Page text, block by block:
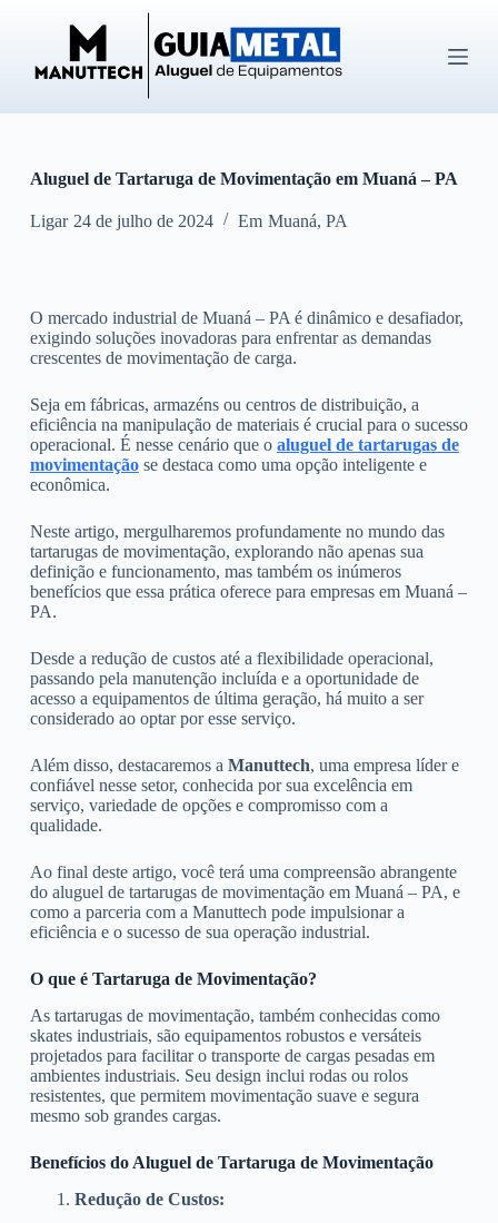
ú
d
o
Aluguel de Tartaruga de Movimentação em Muaná – PA
Ligar 24 de julho de 2024 Em Muaná, PA
O mercado industrial de Muaná – PA é dinâmico e desafiador,
exigindo soluções inovadoras para enfrentar as demandas
crescentes de movimentação de carga.
Seja em fábricas, armazéns ou centros de distribuição, a
eficiência na manipulação de materiais é crucial para o sucesso
operacional. É nesse cenário que o aluguel de tartarugas de
movimentaçãose destaca como uma opção inteligente e
econômica.
Neste artigo, mergulharemos profundamente no mundo das
tartarugas de movimentação, explorando não apenas sua
definição e funcionamento, mas também os inúmeros
benefícios que essa prática oferece para empresas em Muaná –
PA.
Desde a redução de custos até a flexibilidade operacional,
passando pela manutenção incluída e a oportunidade de
acesso a equipamentos de última geração, há muito a ser
considerado ao optar por esse serviço.
Além disso, destacaremos a Manuttech, uma empresa líder e
confiável nesse setor, conhecida por sua excelência em
serviço, variedade de opções e compromisso com a
qualidade.
Ao final deste artigo, você terá uma compreensão abrangente
do aluguel de tartarugas de movimentação em Muaná – PA, e
como a parceria com a Manuttech pode impulsionar a
eficiência e o sucesso de sua operação industrial.
O que é Tartaruga de Movimentação?
As tartarugas de movimentação, também conhecidas como
skates industriais, são equipamentos robustos e versáteis
projetados para facilitar o transporte de cargas pesadas em
ambientes industriais. Seu design inclui rodas ou rolos
resistentes, que permitem movimentação suave e segura
mesmo sob grandes cargas.
Benefícios do Aluguel de Tartaruga de Movimentação
Redução de Custos: